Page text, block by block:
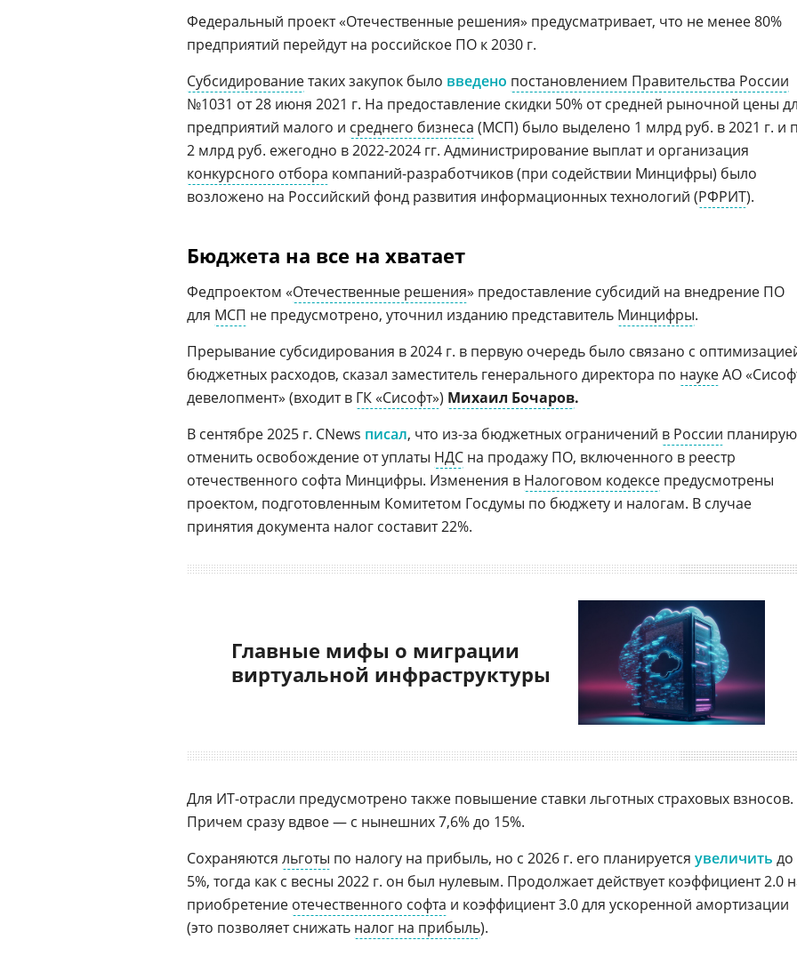
Федеральный проект «Отечественные решения» предусматривает, что не менее 80%
предприятий перейдут на российское ПО к 2030 г.
Субсидированиетаких закупок было введено постановлением Правительства России
№1031 от 28 июня 2021 г. На предоставление скидки 50% от средней рыночной цены
предприятий малого и среднего бизнеса (МСП) было выделено 1 млрд руб. в 2021 г. и
2 млрд руб. ежегодно в 2022-2024 гг. Администрирование выплат и организация
конкурсного отбора компаний-разработчиков (при содействии Минцифры) было
возложено на Российский фонд развития информационных технологий (РФРИТ).
Бюджета на все на хватает
Федпроектом «Отечественные решения» предоставление субсидий на внедрение ПО
для МСП не предусмотрено, уточнил изданию представитель Минцифры.
Прерывание субсидирования в 2024 г. в первую очередь было связано с
бюджетных расходов, сказал заместитель генерального директора по наукеАО
девелопмент» (входит в ГК «Сисофт») Михаил Бочаров.
В сентябре 2025 г. CNews писал, что из-за бюджетных ограничений в России
отменить освобождение от уплаты НДС на продажу ПО, включенного в реестр
отечественного софта Минцифры. Изменения в Налоговом кодексе предусмотрены
проектом, подготовленным Комитетом Госдумы по бюджету и налогам. В случае
принятия документа налог составит 22%.
Главные мифы о миграции
виртуальной инфраструктуры
Для ИT-отрасли предусмотрено также повышение ставки льготных страховых взносов.
Причем сразу вдвое — с нынешних 7,6% до 15%.
Сохраняются льготы по налогу на прибыль, но с 2026 г. его планируется увеличить до
5%, тогда как с весны 2022 г. он был нулевым. Продолжает действует коэффициент 2.0
приобретение отечественного софта и коэффициент 3.0 для ускоренной амортизации
(это позволяет снижать налог на прибыль).